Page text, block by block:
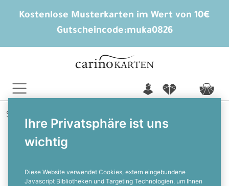
Kostenlose Musterkarten im Wert von 10€
Gutscheincode:muka0826
Ihre Privatsphäre ist uns
wichtig
Diese Website verwendet Cookies, extern eingebundene
Javascript Bibliotheken und Targeting Technologien, um Ihnen
n f c
Startseite
Hochzeitseinladungen
Felicitas und Sascha
Greenery Hochzeitseinladung als
Eukalyptus